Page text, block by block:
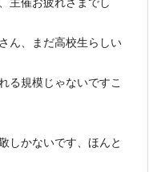
ん、まだ高校生らしい
規模じゃないですこ
かないです、ほんと